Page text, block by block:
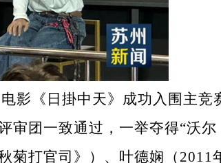
影《日掛中天》成功入围主竞
审团一致通过，一举夺得“沃尔
菊打官司》）、叶德娴（2011